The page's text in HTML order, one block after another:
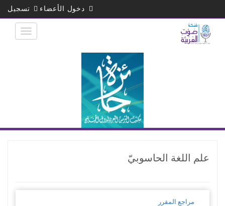
الرئيسي
دخول الأعضاء تسجيل
علم اللغة الحاسوبيّ
مراجع المقرر